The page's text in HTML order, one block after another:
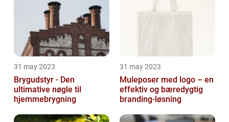
31 may 2023
Brygudstyr - Den
ultimative nøgle til
hjemmebrygning
31 may 2023
Muleposer med logo – en
effektiv og bæredygtig
branding-løsning